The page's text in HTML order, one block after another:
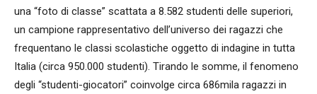
una “foto di classe” scattata a 8.582 studenti delle superiori,
un campione rappresentativo dell’universo dei ragazzi che
frequentano le classi scolastiche oggetto di indagine in tutta
Italia (circa 950.000 studenti). Tirando le somme, il fenomeno
degli “studenti-giocatori” coinvolge circa 686mila ragazzi in